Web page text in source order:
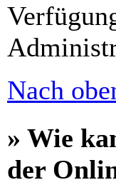
Nach
» Wie
der